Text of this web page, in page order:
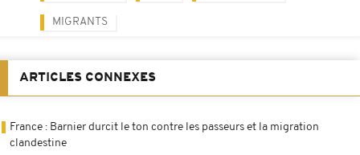
MIGRANTS
ARTICLES CONNEXES
France : Barnier durcit le ton contre les passeurs et la migration
clandestine